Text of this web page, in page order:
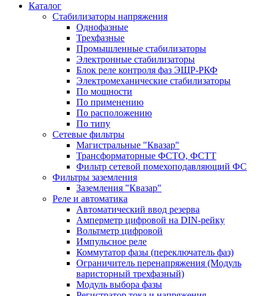
Каталог
Стабилизаторы напряжения
Однофазные
Трехфазные
Промышленные стабилизаторы
Электронные стабилизаторы
Блок реле контроля фаз ЭЩР-РКФ
Электромеханические стабилизаторы
По мощности
По применению
По расположению
По типу
Сетевые фильтры
Магистральные "Квазар"
Трансформаторные ФСТО, ФСТТ
Фильтр сетевой помехоподавляющий ФС
Фильтры заземления
Заземления "Квазар"
Реле и автоматика
Автоматический ввод резерва
Амперметр цифровой на DIN-рейку
Вольтметр цифровой
Импульсное реле
Коммутатор фазы (переключатель фаз)
Ограничитель перенапряжения (Модуль
варисторный трехфазный)
Модуль выбора фазы